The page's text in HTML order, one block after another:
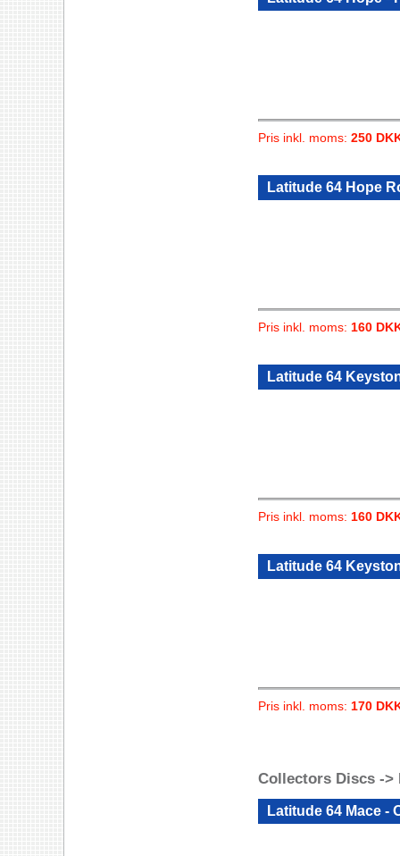
Pris inkl. moms: 250
Latitude 64 Hope
Pris inkl. moms: 160
Latitude 64
Pris inkl. moms: 160
Latitude 64
Pris inkl. moms: 170
Collectors Discs ->
Latitude 64 Mace -